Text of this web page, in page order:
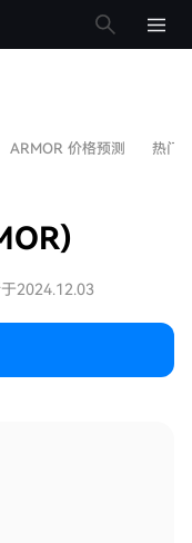
ARMOR 价格预测 热门
2024.12.03